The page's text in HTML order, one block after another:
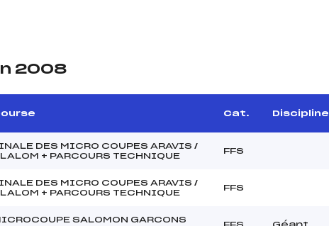
2008
Cat. Discipline
DES MICRO COUPES ARAVIS /
+ PARCOURS TECHNIQUE
FFS
DES MICRO COUPES ARAVIS /
+ PARCOURS TECHNIQUE
FFS
SALOMON GARCONS
FFS Géant